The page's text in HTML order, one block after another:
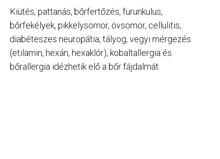
Kiütés, pattanás, bőrfertőzés, furunkulus,
bőrfekélyek, pikkelysömör, övsömör, cellulitis,
diabéteszes neuropátia, tályog, vegyi mérgezés
(etilamin, hexán, hexaklór), kobaltallergia és
bőrallergia idézhetik elő a bőr fájdalmát.